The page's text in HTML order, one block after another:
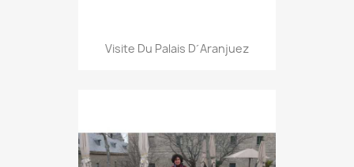
Visite Du Palais D´Aranjuez